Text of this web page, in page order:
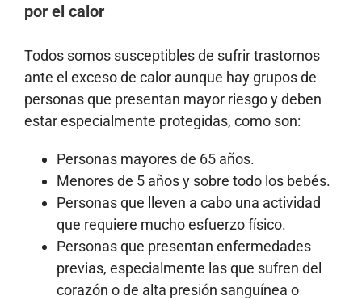
por el calor
Todos somos susceptibles de sufrir trastornos
ante el exceso de calor aunque hay grupos de
personas que presentan mayor riesgo y deben
estar especialmente protegidas, como son:
Personas mayores de 65 años.
Menores de 5 años y sobre todo los bebés.
Personas que lleven a cabo una actividad
que requiere mucho esfuerzo físico.
Personas que presentan enfermedades
previas, especialmente las que sufren del
corazón o de alta presión sanguínea o